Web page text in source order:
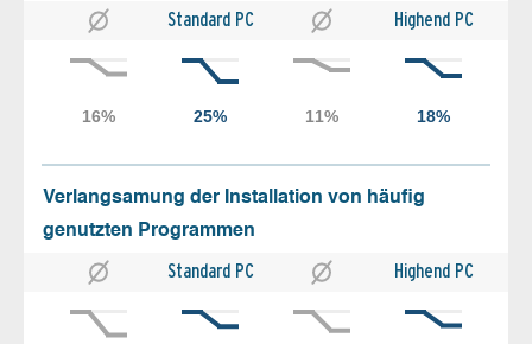
Standard PC Highend PC
Verlangsamung der Installation von häufig
genutzten Programmen
Standard PC Highend PC